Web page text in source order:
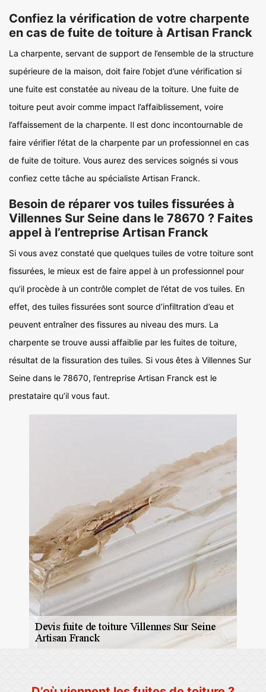
Confiez la vérification de votre charpente
en cas de fuite de toiture à Artisan Franck
La charpente, servant de support de l’ensemble de la structure
supérieure de la maison, doit faire l’objet d’une vérification si
une fuite est constatée au niveau de la toiture. Une fuite de
toiture peut avoir comme impact l’affaiblissement, voire
l’affaissement de la charpente. Il est donc incontournable de
faire vérifier l’état de la charpente par un professionnel en cas
de fuite de toiture. Vous aurez des services soignés si vous
confiez cette tâche au spécialiste Artisan Franck.
Besoin de réparer vos tuiles fissurées à
Villennes Sur Seine dans le 78670 ? Faites
appel à l’entreprise Artisan Franck
Si vous avez constaté que quelques tuiles de votre toiture sont
fissurées, le mieux est de faire appel à un professionnel pour
qu’il procède à un contrôle complet de l’état de vos tuiles. En
effet, des tuiles fissurées sont source d’infiltration d’eau et
peuvent entraîner des fissures au niveau des murs. La
charpente se trouve aussi affaiblie par les fuites de toiture,
résultat de la fissuration des tuiles. Si vous êtes à Villennes Sur
Seine dans le 78670, l’entreprise Artisan Franck est le
prestataire qu’il vous faut.